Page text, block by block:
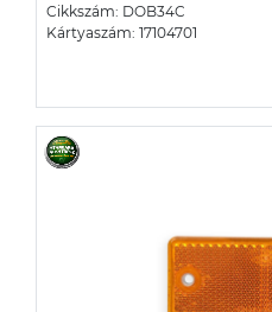
Cikkszám: DOB34C
Kártyaszám: 17104701